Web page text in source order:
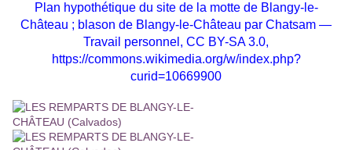
Plan hypothétique du site de la motte de Blangy-le-
Château ; blason de Blangy-le-Château par Chatsam —
Travail personnel, CC BY-SA 3.0,
https://commons.wikimedia.org/w/index.php?
curid=10669900